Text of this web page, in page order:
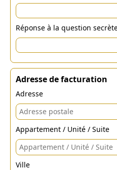
Réponse à la question
Adresse de facturation
Adresse
Appartement / Unité / Suite
Ville